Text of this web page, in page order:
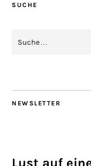
SUCHE
NEWSLETTER